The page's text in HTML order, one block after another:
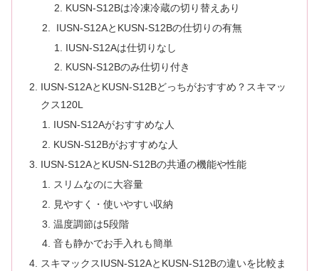
KUSN-S12Bは冷凍冷蔵の切り替えあり
IUSN-S12AとKUSN-S12Bの仕切りの有無
IUSN-S12Aは仕切りなし
KUSN-S12Bのみ仕切り付き
IUSN-S12AとKUSN-S12Bどっちがおすすめ？スキマッ
クス120L
IUSN-S12Aがおすすめな人
KUSN-S12Bがおすすめな人
IUSN-S12AとKUSN-S12Bの共通の機能や性能
スリムなのに大容量
見やすく・使いやすい収納
温度調節は5段階
音も静かでお手入れも簡単
スキマックスIUSN-S12AとKUSN-S12Bの違いを比較ま